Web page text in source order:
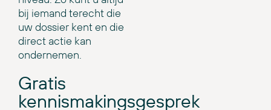
bij iemand terecht die
uw dossier kent en die
direct actie kan
ondernemen.
Gratis
kennismakingsgesprek